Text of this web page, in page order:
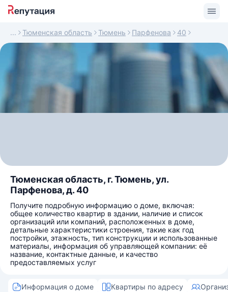
Тюменская область Тюмень Парфенова 40
Тюменская область, г. Тюмень, ул.
Парфенова, д. 40
Получите подробную информацию о доме, включая:
общее количество квартир в здании, наличие и список
организаций или компаний, расположенных в доме,
детальные характеристики строения, такие как год
постройки, этажность, тип конструкции и использованные
материалы, информация об управляющей компании: её
название, контактные данные, и качество
предоставляемых услуг
Информация о доме Квартиры по адресу